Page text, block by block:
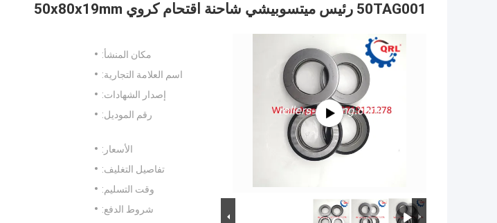
50TAG001 رئيس ميتسوبيشي شاحنة اقتحام كروي 50x80x19mm
مكان المنشأ:
اسم العلامة التجارية:
إصدار الشهادات:
رقم الموديل:
الأسعار:
تفاصيل التغليف:
وقت التسليم:
شروط الدفع: